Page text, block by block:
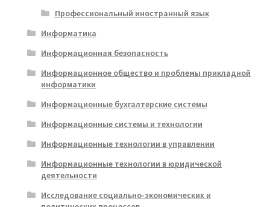
Профессиональный иностранный язык
Информатика
Информационная безопасность
Информационное общество и проблемы прикладной
информатики
Информационные бухгалтерские системы
Информационные системы и технологии
Информационные технологии в управлении
Информационные технологии в юридической
деятельности
Исследование социально-экономических и